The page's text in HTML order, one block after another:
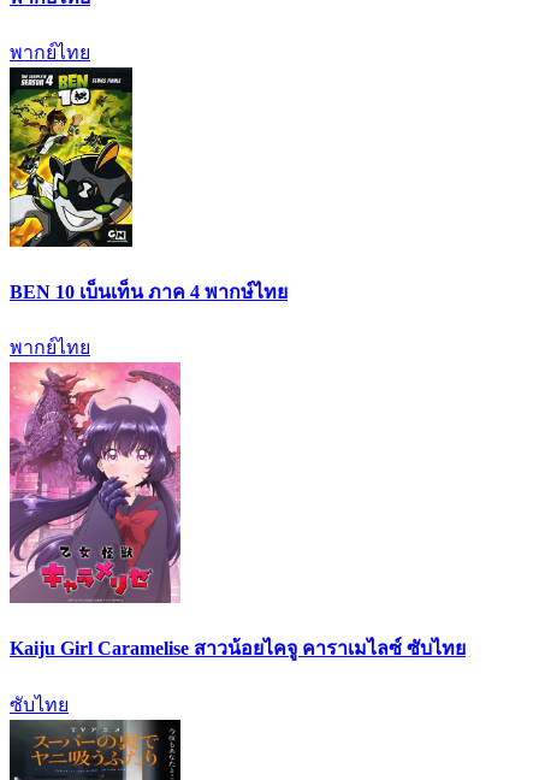
พากย์ไทย
BEN 10 เบ็นเท็น ภาค 4 พากษ์ไทย
พากย์ไทย
Kaiju Girl Caramelise สาวน้อยไคจู คาราเมไลซ์ ซับไทย
ซับไทย